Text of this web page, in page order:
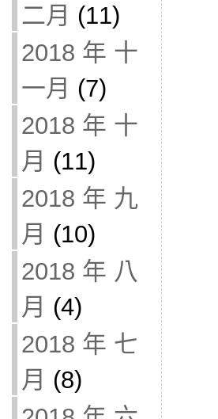
二月 (11)
2018 年 十
一月 (7)
2018 年 十
月 (11)
2018 年 九
月 (10)
2018 年 八
月 (4)
2018 年 七
月 (8)